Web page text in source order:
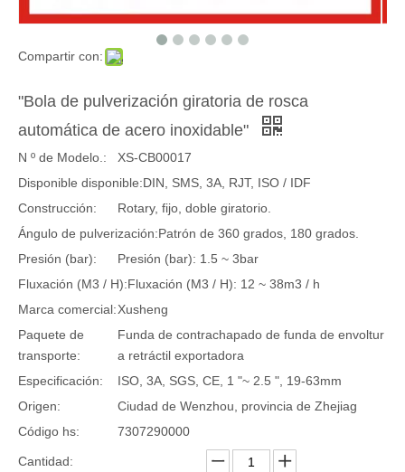
Compartir con:
"Bola de pulverización giratoria de rosca
automática de acero inoxidable"
N º de Modelo.:
XS-CB00017
Disponible disponible:DIN, SMS, 3A, RJT, ISO / IDF
Construcción:
Rotary, fijo, doble giratorio.
Ángulo de pulverización:Patrón de 360 ​​grados, 180 grados.
Presión (bar):
Presión (bar): 1.5 ~ 3bar
Fluxación (M3 / H):Fluxación (M3 / H): 12 ~ 38m3 / h
Marca comercial:Xusheng
Paquete de
transporte:
Funda de contrachapado de funda de envoltur
a retráctil exportadora
Especificación:
ISO, 3A, SGS, CE, 1 "~ 2.5 ", 19-63mm
Origen:
Ciudad de Wenzhou, provincia de Zhejiag
Código hs:
7307290000
Cantidad: